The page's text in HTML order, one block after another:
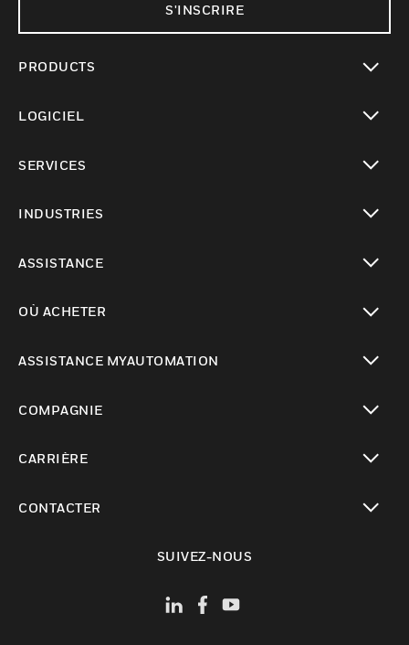
S'INSCRIRE
PRODUCTS
LOGICIEL
SERVICES
INDUSTRIES
ASSISTANCE
OÙ ACHETER
ASSISTANCE MYAUTOMATION
COMPAGNIE
CARRIÈRE
CONTACTER
SUIVEZ-NOUS